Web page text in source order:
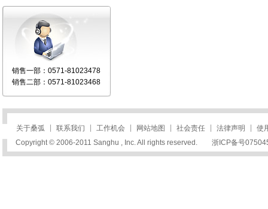
销售一部： 0571-81023478
销售二部： 0571-81023468
关于桑弧 联系我们 工作机会 网站地图 社会责任 法律声明
使
Copyright © 2006-2011 Sanghu , Inc. All rights reserved. 浙ICP备号